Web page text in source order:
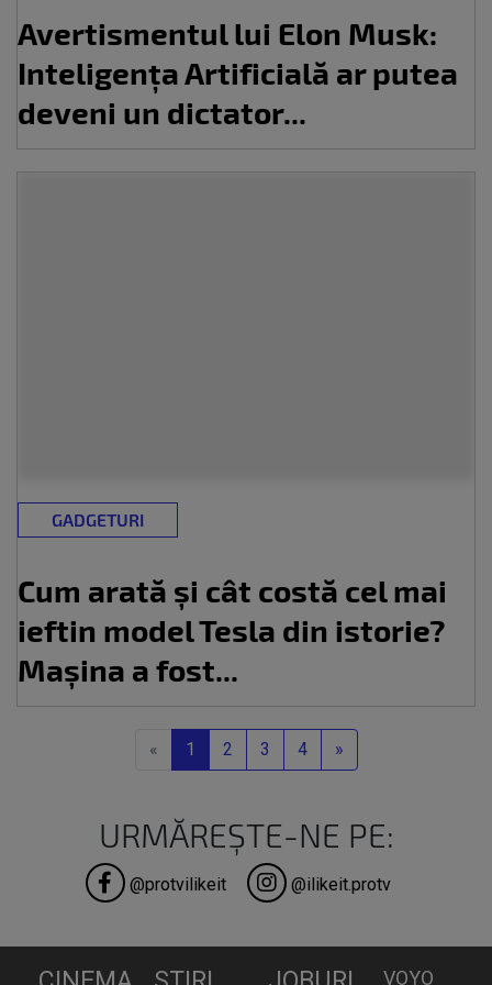
Avertismentul lui Elon Musk:
Inteligența Artificială ar putea
deveni un dictator...
GADGETURI
Cum arată și cât costă cel mai
ieftin model Tesla din istorie?
Mașina a fost...
«Previous
1 2 3 4 »Next
URMĂREȘTE-NE PE:
@protvilikeit @ilikeit.protv
VOYO